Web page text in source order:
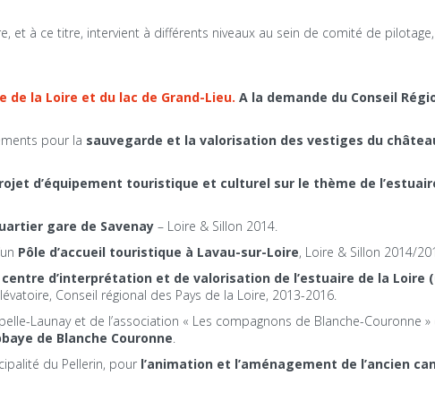
et à ce titre, intervient à différents niveaux au sein de comité de
de la Loire et du lac de Grand-Lieu. A la demande du Conseil
pour la sauvegarde et la valorisation des vestiges du
d’équipement touristique et culturel sur le thème de
gare de Savenay – Loire & Sillon 2014.
Pôle d’accueil touristique à Lavau-sur-Loire, Loire & Sillon 2014/
centre d’interprétation et de valorisation de l’estuaire de la Loire
Conseil régional des Pays de la Loire, 2013-2016.
Launay et de l’association « Les compagnons de Blanche-Couronne »
de Blanche Couronne.
du Pellerin, pour l’animation et l’aménagement de l’ancien